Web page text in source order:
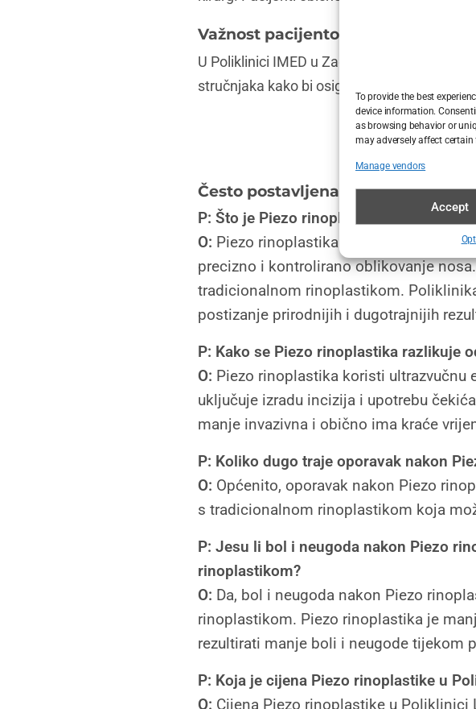
To provide the best
device information.
as browsing behavior or
may adversely affect
Manage vendors
Accept
Važnost pacijentovog iskustva
U Poliklinici IMED u Zagrebu, Hrvatska,
stručnjaka kako bi osigurali pozitivan i
Često postavljena pitanja
P: Što je Piezo rinoplastika?
O: Piezo rinoplastika je novija tehnika
precizno i kontrolirano oblikovanje
tradicionalnom rinoplastikom.
postizanje prirodnijih i dugotrajnijih
P: Kako se Piezo rinoplastika razlikuje
O: Piezo rinoplastika koristi
uključuje izradu incizija i upotrebu
manje invazivna i obično ima kraće
P: Koliko dugo traje oporavak nakon
O: Općenito, oporavak nakon Piezo
s tradicionalnom rinoplastikom koja
P: Jesu li bol i neugoda nakon Piezo
rinoplastikom?
O: Da, bol i neugoda nakon Piezo
rinoplastikom. Piezo rinoplastika je
rezultirati manje boli i neugode tijekom
P: Koja je cijena Piezo rinoplastike u
O: Cijena Piezo rinoplastike u